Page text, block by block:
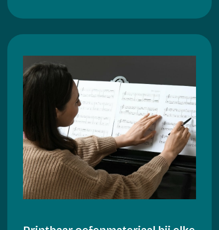
2x per week live zangles met een
ervaren docent(t.w.v. €89,- per
maand)
Geniet van een laagdrempelige aanpak met
lessen die aansluiten bij jouw tempo en niveau.
Vind je plezier in zingen!